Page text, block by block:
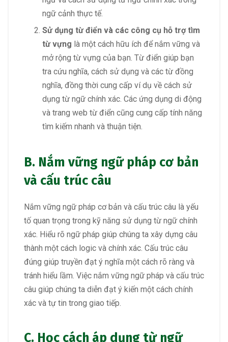
ngữ cảnh thực tế.
Sử dụng từ điển và các công cụ hỗ trợ tìm
từ vựng là một cách hữu ích để nắm vững và
mở rộng từ vựng của bạn. Từ điển giúp bạn
tra cứu nghĩa, cách sử dụng và các từ đồng
nghĩa, đồng thời cung cấp ví dụ về cách sử
dụng từ ngữ chính xác. Các ứng dụng di động
và trang web từ điển cũng cung cấp tính năng
tìm kiếm nhanh và thuận tiện.
B. Nắm vững ngữ pháp cơ bản
và cấu trúc câu
Nắm vững ngữ pháp cơ bản và cấu trúc câu là yếu
tố quan trọng trong kỹ năng sử dụng từ ngữ chính
xác. Hiểu rõ ngữ pháp giúp chúng ta xây dựng câu
thành một cách logic và chính xác. Cấu trúc câu
đúng giúp truyền đạt ý nghĩa một cách rõ ràng và
tránh hiểu lầm. Việc nắm vững ngữ pháp và cấu trúc
câu giúp chúng ta diễn đạt ý kiến một cách chính
xác và tự tin trong giao tiếp.
C. Học cách áp dụng từ ngữ